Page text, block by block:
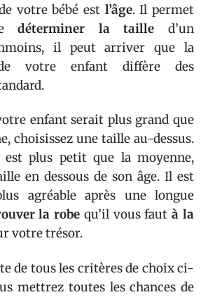
votre bébé est l’âge. Il permet
déterminer la taille d’un
il peut arriver que la
votre enfant diffère des
enfant serait plus grand que
choisissez une taille au-dessus.
est plus petit que la moyenne,
en dessous de son âge. Il est
agréable après une longue
la robe qu’il vous fautà la
votre trésor.
de tous les critères de choix ci-
mettrez toutes les chances de